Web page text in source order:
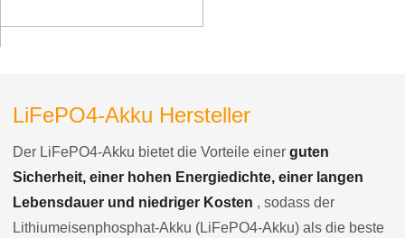
LiFePO4-Akku Hersteller
Der LiFePO4-Akku bietet die Vorteile einer guten
Sicherheit, einer hohen Energiedichte, einer langen
Lebensdauer und niedriger Kosten , sodass der
Lithiumeisenphosphat-Akku (LiFePO4-Akku) als die beste